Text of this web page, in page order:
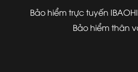
Bảo hiểm trực tuyến
Bảo hiểm thân